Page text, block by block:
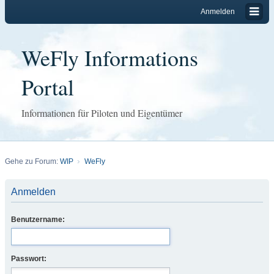
Anmelden
WeFly Informations
Portal
Informationen für Piloten und Eigentümer
Gehe zu Forum: WIP WeFly
Anmelden
Benutzername:
Passwort: